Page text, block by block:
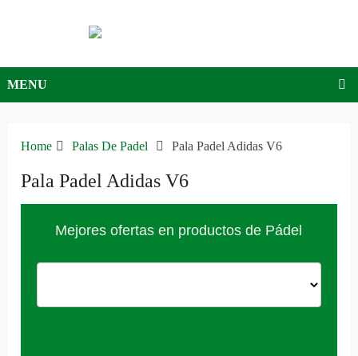
MENU
Home Palas De Padel Pala Padel Adidas V6
Pala Padel Adidas V6
Mejores ofertas en productos de Pádel